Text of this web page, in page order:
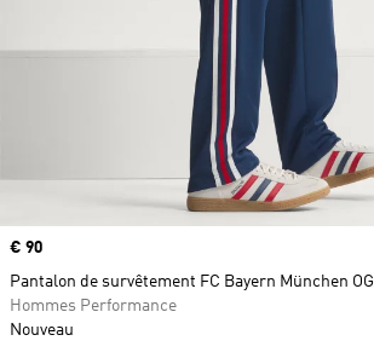
Prix
€ 90
Pantalon de survêtement FC Bayern München OG
Hommes Performance
Nouveau